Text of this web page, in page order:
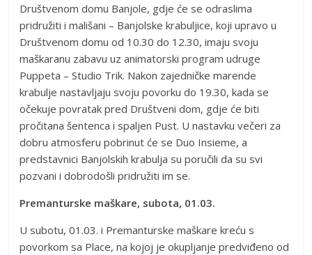
Društvenom domu Banjole, gdje će se odraslima
pridružiti i mališani – Banjolske krabuljice, koji upravo u
Društvenom domu od 10.30 do 12.30, imaju svoju
maškaranu zabavu uz animatorski program udruge
Puppeta – Studio Trik. Nakon zajedničke marende
krabulje nastavljaju svoju povorku do 19.30, kada se
očekuje povratak pred Društveni dom, gdje će biti
pročitana šentenca i spaljen Pust. U nastavku večeri za
dobru atmosferu pobrinut će se Duo Insieme, a
predstavnici Banjolskih krabulja su poručili da su svi
pozvani i dobrodošli pridružiti im se.
Premanturske maškare, subota, 01.03.
U subotu, 01.03. i Premanturske maškare kreću s
povorkom sa Place, na kojoj je okupljanje predviđeno od